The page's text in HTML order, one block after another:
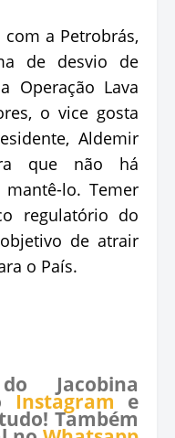
a Petrobrás,
de desvio de
Operação Lava
o vice gosta
Aldemir
que não há
lo. Temer
regulatório do
de atrair
o País.
Jacobina
Instagram e
Também